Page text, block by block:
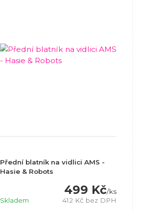
Přední blatník na vidlici AMS -
Hasie & Robots
499 Kč/ks
412 Kč bez DPH
Skladem